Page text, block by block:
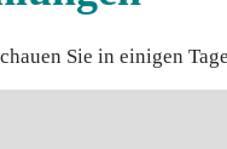
Sie in einigen